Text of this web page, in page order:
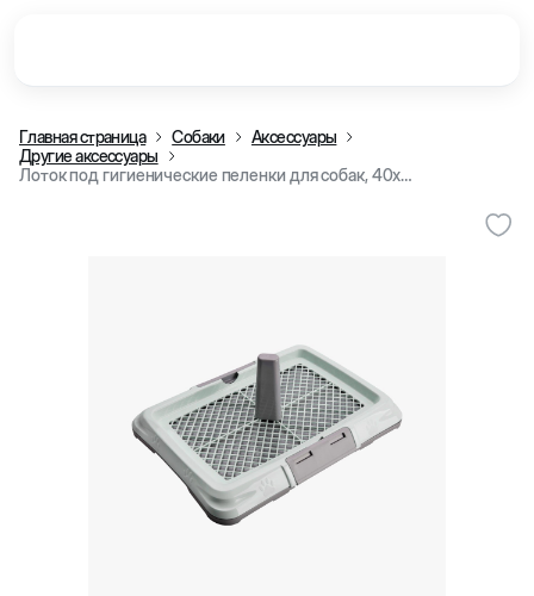
Главная страница Собаки
Аксессуары
Другие аксессуары
Лоток под гигиенические пеленки для собак, 40x26 см (Серый)